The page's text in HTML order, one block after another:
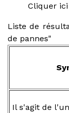
Cliquer ici
Liste de
de pannes"
Il s'agit de